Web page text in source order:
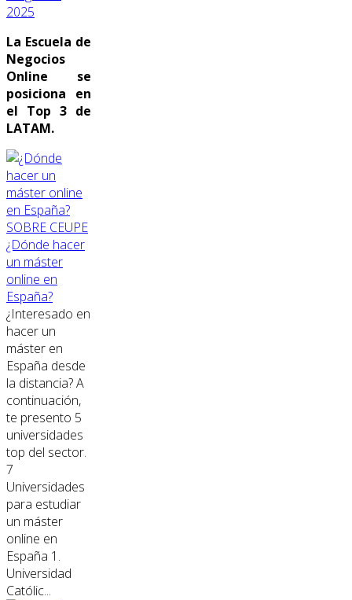
2025
La Escuela de
Negocios
Online se
posiciona en
el Top 3 de
LATAM.
SOBRE CEUPE
¿Dónde hacer
un máster
online en
España?
¿Interesado en
hacer un
máster en
España desde
la distancia? A
continuación,
te presento 5
universidades
top del sector.
7
Universidades
para estudiar
un máster
online en
España 1.
Universidad
Católic...